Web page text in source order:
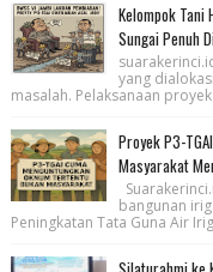
Kelompok Tani
Sungai Penuh
yang
masalah. Pelaksanaan
Proyek P3-
Masyarakat
bangunan
Peningkatan Tata Guna Air